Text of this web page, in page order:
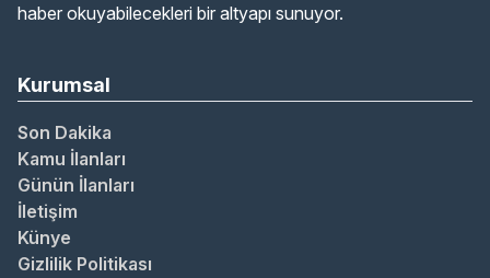
haber okuyabilecekleri bir altyapı sunuyor.
Kurumsal
Son Dakika
Kamu İlanları
Günün İlanları
İletişim
Künye
Gizlilik Politikası